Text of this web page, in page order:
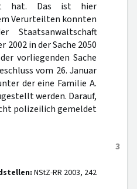
hat. Das ist hier
Verurteilten konnten
Staatsanwaltschaft
2002 in der Sache 2050
vorliegenden Sache
vom 26. Januar
der eine Familie A.
werden. Darauf,
polizeilich gemeldet
3
NStZ-RR 2003, 242